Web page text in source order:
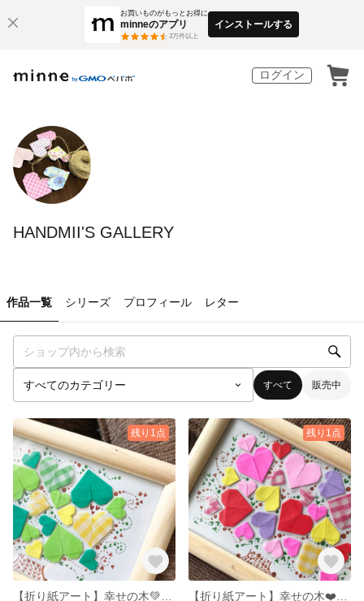
お買いものがもっとお得に
minneのアプリ
3万件以上
インストールする
ログイン
HANDMII'S GALLERY
作品一覧 シリーズ プロフィール レター
すべて 販売中
残り1点 残り1点